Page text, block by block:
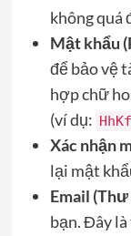
không quá
Mật khẩu
để bảo vệ
hợp chữ
(ví dụ:
Xác nhận
lại mật
Email
bạn. Đây